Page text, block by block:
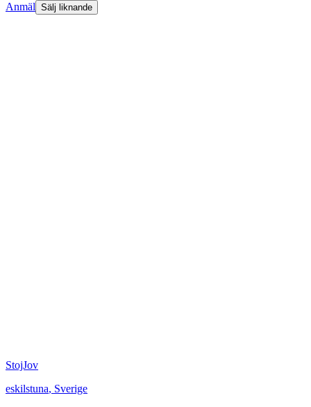
Anmäl Sälj liknande
StojJov
eskilstuna, Sverige